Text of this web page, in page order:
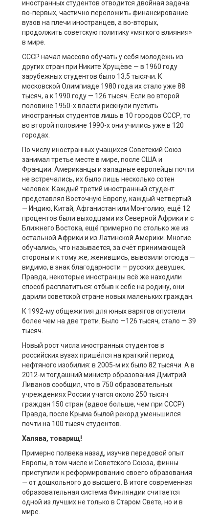
иностранных студентов отводится двойная задача:
во-первых, частично переложить финансирование
вузов на плечи иностранцев, а во-вторых,
продолжить советскую политику «мягкого влияния»
в мире.
СССР начал массово обучать у себя молодёжь из
других стран при Никите Хрущёве — в 1960 году
зарубежных студентов было 13,5 тысячи. К
московской Олимпиаде 1980 года их стало уже 88
тысяч, а к 1990 году — 126 тысяч. Если во второй
половине 1950-х власти рискнули пустить
иностранных студентов лишь в 10 городов СССР, то
во второй половине 1990-х они учились уже в 120
городах.
По числу иностранных учащихся Советский Союз
занимал третье месте в мире, после США и
Франции. Американцы и западные европейцы почти
не встречались, их было лишь несколько сотен
человек. Каждый третий иностранный студент
представлял Восточную Европу, каждый четвёртый
— Индию, Китай, Афганистан или Монголию, ещё 12
процентов были выходцами из Северной Африки и с
Ближнего Востока, ещё примерно по столько же из
остальной Африки и из Латинской Америки. Многие
обучались, что называется, за счёт принимающей
стороны и к тому же, женившись, вывозили отсюда —
видимо, в знак благодарности — русских девушек.
Правда, некоторые иностранцы всё же находили
способ расплатиться: отбыв к себе на родину, они
дарили советской стране новых маленьких граждан.
К 1992-му общежития для юных варягов опустели
более чем на две трети. Было —126 тысяч, стало — 39
тысяч.
Новый рост числа иностранных студентов в
российских вузах пришёлся на краткий период
нефтяного изобилия: в 2005-м их было 82 тысячи. А в
2012-м тогдашний министр образования Дмитрий
Ливанов сообщил, что в 750 образовательных
учреждениях России учатся около 250 тысяч
граждан 150 стран (вдвое больше, чем при СССР).
Правда, после Крыма былой рекорд уменьшился
почти на 100 тысяч студентов.
Халява, товарищ!
Примерно полвека назад, изучив передовой опыт
Европы, в том числе и Советского Союза, финны
приступили к реформированию своего образования
— от дошкольного до высшего. В итоге современная
образовательная система Финляндии считается
одной из лучших не только в Старом Свете, но и в
мире.